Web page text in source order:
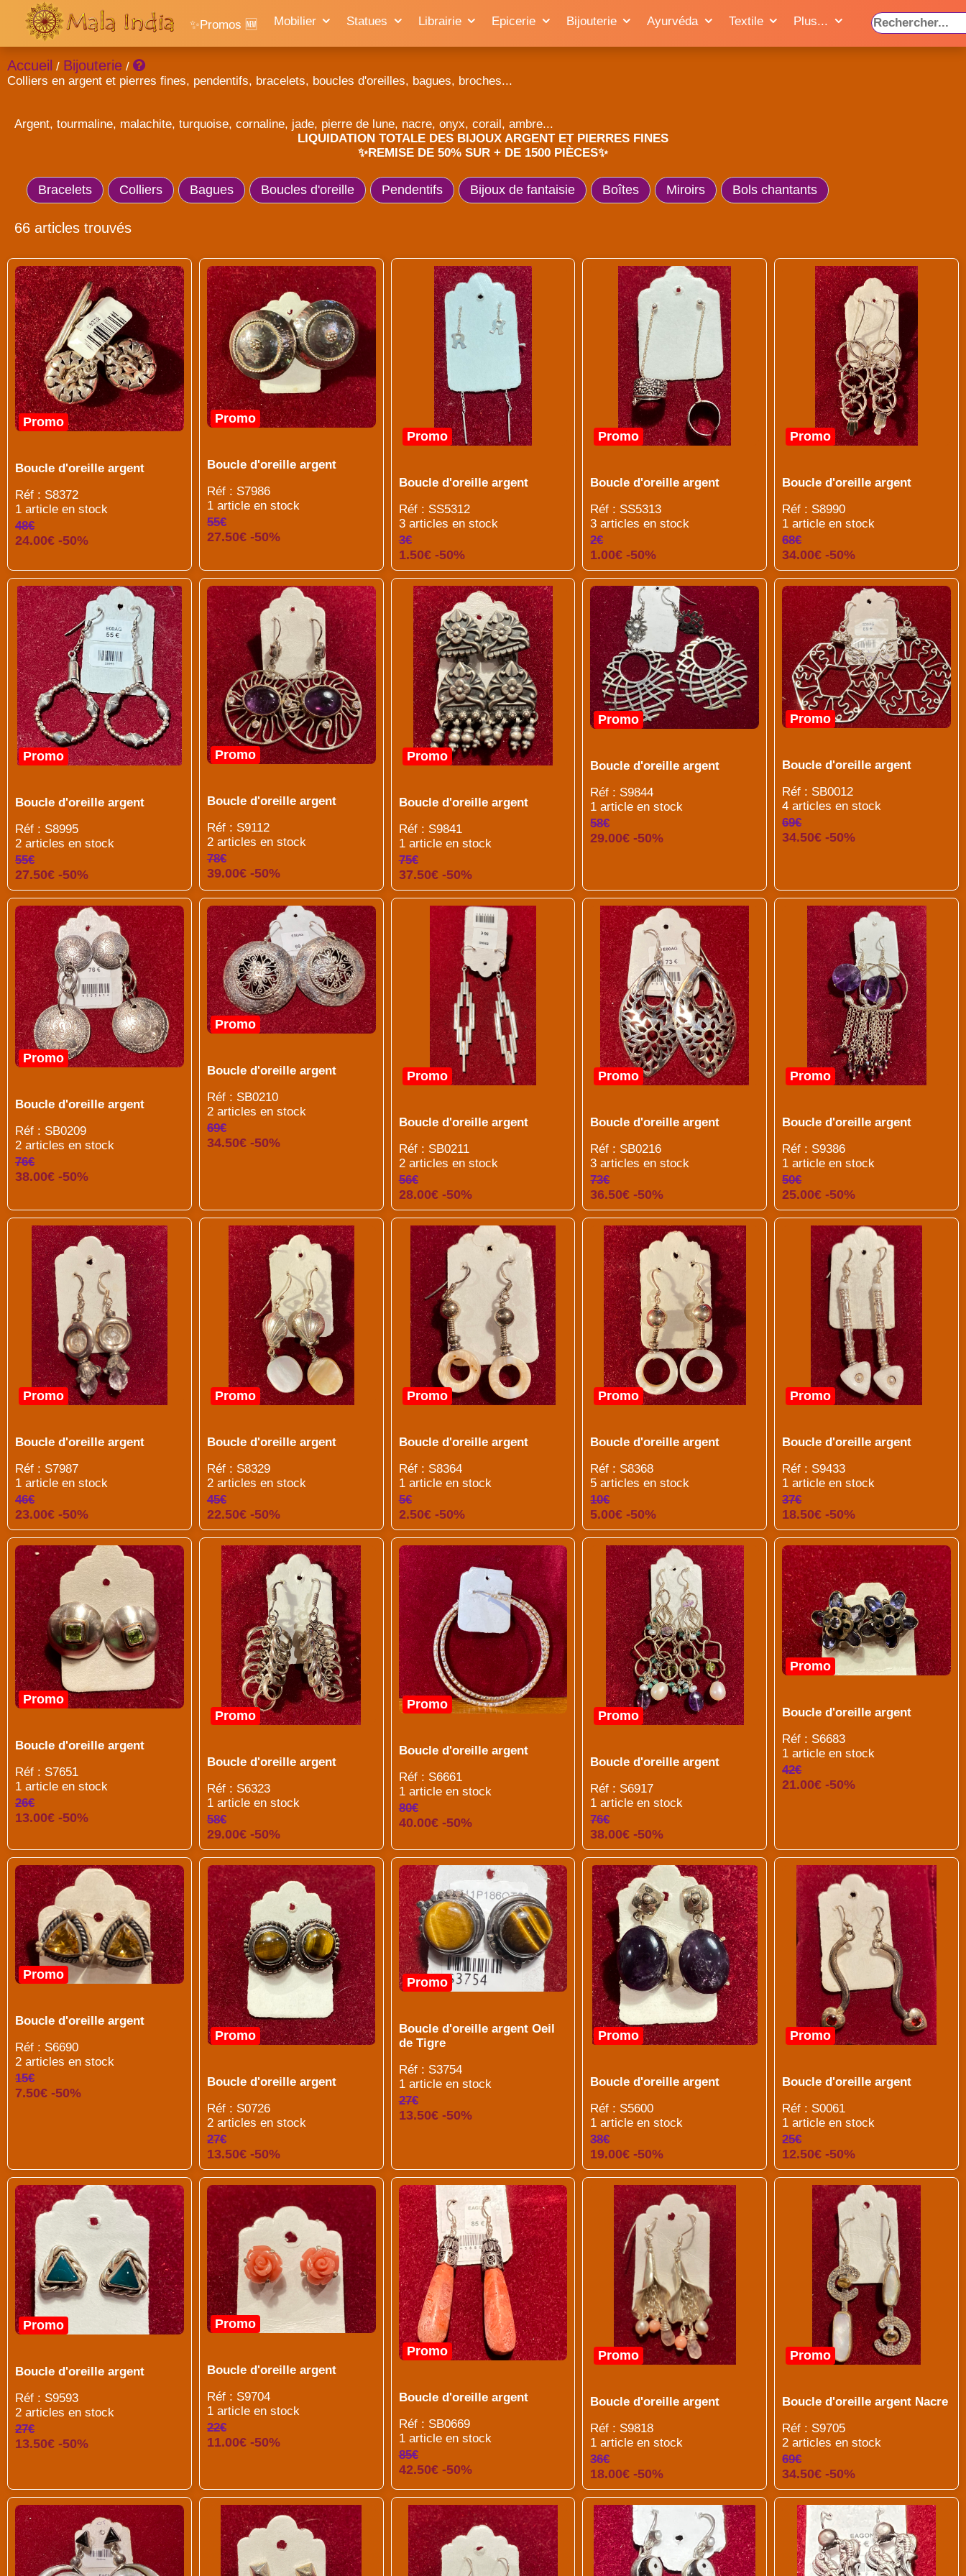
✨Promos 🆕 Mobilier Statues Librairie Epicerie Bijouterie Ayurvéda Textile Plus...
Accueil / Bijouterie /
Colliers en argent et pierres fines, pendentifs, bracelets, boucles d'oreilles, bagues, broches...
Argent, tourmaline, malachite, turquoise, cornaline, jade, pierre de lune, nacre, onyx, corail, ambre...
LIQUIDATION TOTALE DES BIJOUX ARGENT ET PIERRES FINES
✨REMISE DE 50% SUR + DE 1500 PIÈCES✨
Bracelets Colliers Bagues Boucles d'oreille Pendentifs Bijoux de fantaisie Boîtes Miroirs Bols chantants
66 articles trouvés
Promo
Boucle d'oreille argent
Réf : S8372
1 article en stock
48€
24.00€ -50%
Promo
Boucle d'oreille argent
Réf : S7986
1 article en stock
55€
27.50€ -50%
Promo
Boucle d'oreille argent
Réf : SS5312
3 articles en stock
3€
1.50€ -50%
Promo
Boucle d'oreille argent
Réf : SS5313
3 articles en stock
2€
1.00€ -50%
Promo
Boucle d'oreille argent
Réf : S8990
1 article en stock
68€
34.00€ -50%
Promo
Boucle d'oreille argent
Réf : S8995
2 articles en stock
55€
27.50€ -50%
Promo
Boucle d'oreille argent
Réf : S9112
2 articles en stock
78€
39.00€ -50%
Promo
Boucle d'oreille argent
Réf : S9841
1 article en stock
75€
37.50€ -50%
Promo
Boucle d'oreille argent
Réf : S9844
1 article en stock
58€
29.00€ -50%
Promo
Boucle d'oreille argent
Réf : SB0012
4 articles en stock
69€
34.50€ -50%
Promo
Boucle d'oreille argent
Réf : SB0209
2 articles en stock
76€
38.00€ -50%
Promo
Boucle d'oreille argent
Réf : SB0210
2 articles en stock
69€
34.50€ -50%
Promo
Boucle d'oreille argent
Réf : SB0211
2 articles en stock
56€
28.00€ -50%
Promo
Boucle d'oreille argent
Réf : SB0216
3 articles en stock
73€
36.50€ -50%
Promo
Boucle d'oreille argent
Réf : S9386
1 article en stock
50€
25.00€ -50%
Promo
Boucle d'oreille argent
Réf : S7987
1 article en stock
46€
23.00€ -50%
Promo
Boucle d'oreille argent
Réf : S8329
2 articles en stock
45€
22.50€ -50%
Promo
Boucle d'oreille argent
Réf : S8364
1 article en stock
5€
2.50€ -50%
Promo
Boucle d'oreille argent
Réf : S8368
5 articles en stock
10€
5.00€ -50%
Promo
Boucle d'oreille argent
Réf : S9433
1 article en stock
37€
18.50€ -50%
Promo
Boucle d'oreille argent
Réf : S7651
1 article en stock
26€
13.00€ -50%
Promo
Boucle d'oreille argent
Réf : S6323
1 article en stock
58€
29.00€ -50%
Promo
Boucle d'oreille argent
Réf : S6661
1 article en stock
80€
40.00€ -50%
Promo
Boucle d'oreille argent
Réf : S6917
1 article en stock
76€
38.00€ -50%
Promo
Boucle d'oreille argent
Réf : S6683
1 article en stock
42€
21.00€ -50%
Promo
Boucle d'oreille argent
Réf : S6690
2 articles en stock
15€
7.50€ -50%
Promo
Boucle d'oreille argent
Réf : S0726
2 articles en stock
27€
13.50€ -50%
Promo
Boucle d'oreille argent Oeil
de Tigre
Réf : S3754
1 article en stock
27€
13.50€ -50%
Promo
Boucle d'oreille argent
Réf : S5600
1 article en stock
38€
19.00€ -50%
Promo
Boucle d'oreille argent
Réf : S0061
1 article en stock
25€
12.50€ -50%
Promo
Boucle d'oreille argent
Réf : S9593
2 articles en stock
27€
13.50€ -50%
Promo
Boucle d'oreille argent
Réf : S9704
1 article en stock
22€
11.00€ -50%
Promo
Boucle d'oreille argent
Réf : SB0669
1 article en stock
85€
42.50€ -50%
Promo
Boucle d'oreille argent
Réf : S9818
1 article en stock
36€
18.00€ -50%
Promo
Boucle d'oreille argent Nacre
Réf : S9705
2 articles en stock
69€
34.50€ -50%